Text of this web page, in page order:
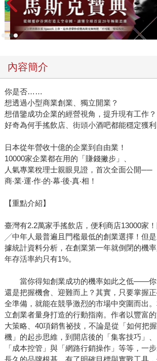
內容簡介
你是否……
想透過小型商業創業、獨立開業？
想借鑒成功企業的經營視角，提升現有工作？
好奇為何手搖飲店、街頭小酒吧都能穩定獲利
日本從年營收十億的企業到自由業！
10000家企業都在用的「賺錢撇步」、
人氣專業稅理士親眼見證，首次全面公開──
商‧業‧運‧作‧的‧幕‧後‧真‧相！
【重點介紹】
臺灣有2.2萬家手搖飲店，便利商店13000家
╱中年人最普遍且門檻最低的創業選擇！但
據統計資料分析，在創業第一年就倒閉的機
年存活率約只有1%。
當你得知創業成功的機率如此之低——你
還是把握機會、迎難而上？其實，只要掌握
全準備，就能在競爭激烈的市場中突圍而出
立創業者量身打造的行動指南。作者以豐富
大策略、40項銷售祕技，不論是從「如何把
機」的起步思維，到開店後的「集客技巧」、
「成本控管」與「網路行銷操作」等等，一